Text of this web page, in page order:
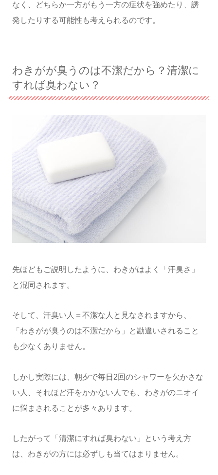
なく、どちらか一方がもう一方の症状を強めたり、誘
発したりする可能性も考えられるのです。
わきがが臭うのは不潔だから？清潔に
すれば臭わない？
先ほどもご説明したように、わきがはよく「汗臭さ」
と混同されます。
そして、汗臭い人＝不潔な人と見なされますから、
「わきがが臭うのは不潔だから」と勘違いされること
も少なくありません。
しかし実際には、朝夕で毎日2回のシャワーを欠かさな
い人、それほど汗をかかない人でも、わきがのニオイ
に悩まされることが多々あります。
したがって「清潔にすれば臭わない」という考え方
は、わきがの方には必ずしも当てはまりません。